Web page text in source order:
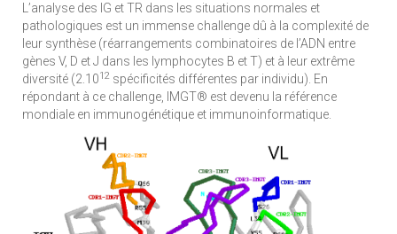
L’analyse des IG et TR dans les situations normales et
pathologiques est un immense challenge dû à la complexité de
leur synthèse (réarrangements combinatoires de l’ADN entre
gènes V, D et J dans les lymphocytes B et T) et à leur extrême
diversité (2.1012 spécificités différentes par individu). En
répondant à ce challenge, IMGT® est devenu la référence
mondiale en immunogénétique et immunoinformatique.